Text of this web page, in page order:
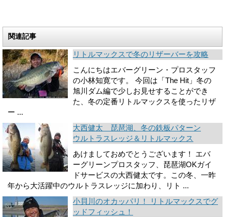
関連記事
リトルマックスで冬のリザーバーを攻略
こんにちはエバーグリーン・プロスタッフ
の小林知寛です。 今回は「The Hit」冬の
旭川ダム編で少しお見せすることができ
た、冬の定番リトルマックスを使ったリザ
ー ...
大西健太 琵琶湖、冬の鉄板パターン
ウルトラスレッジ＆リトルマックス
あけましておめでとうございます！ エバ
ーグリーンプロスタッフ、琵琶湖OKガイ
ドサービスの大西健太です。この冬、一昨
年から大活躍中のウルトラスレッジに加わり、リト ...
小貝川のオカッパリ！ リトルマックスでグ
ッドフィッシュ！